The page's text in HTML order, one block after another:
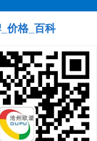
价格_百科